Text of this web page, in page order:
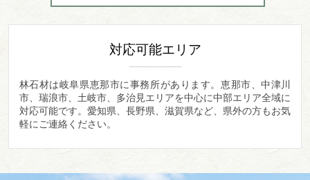
対応可能エリア
林石材は岐阜県恵那市に事務所があります。 恵那市、中津川
市、瑞浪市、土岐市、多治見エリアを中心に中部エリア全域に
対応可能です。愛知県、長野県、滋賀県など、県外の方もお気
軽にご連絡ください。